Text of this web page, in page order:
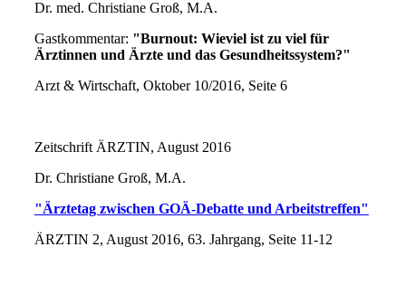
Dr. med. Christiane Groß, M.A.
Gastkommentar: "Burnout: Wieviel ist zu viel für
Ärztinnen und Ärzte und das Gesundheitssystem?"
Arzt & Wirtschaft, Oktober 10/2016, Seite 6
Zeitschrift ÄRZTIN, August 2016
Dr. Christiane Groß, M.A.
"Ärztetag zwischen GOÄ-Debatte und Arbeitstreffen"
ÄRZTIN 2, August 2016, 63. Jahrgang, Seite 11-12